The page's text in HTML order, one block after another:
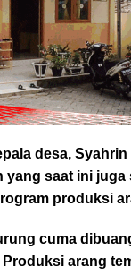
desa,
yang saat ini juga
produksi
cuma
arang